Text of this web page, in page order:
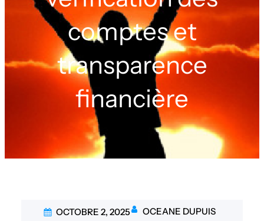
comptes et
transparence
financière
OCTOBRE 2, 2025 OCEANE DUPUIS